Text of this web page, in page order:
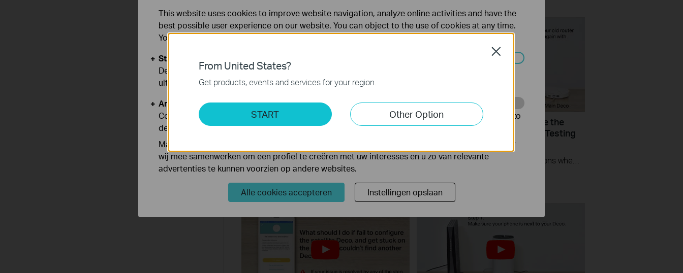
How to Resolve Double NAT using
What to do if I fail to configure the
main Deco and get stuck on “Testing
From United States?
Get products, events and services for your region.
START Other Option
Close
This website uses cookies to improve website navigation, analyze online activities and have the
best possible user experience on our website. You can object to the use of cookies at any time.
You can find more information in ourprivacy policy.Don’t show again
Standaard Cookies
Deze cookies zijn noodzakelijk voor de werking van de website en kunnen niet worden
uitgeschakeld.
Analyse en Marketing Cookies
Cookies voor analyse geven ons de mogelijkheid uw activiteiten op onze website te volgen en zo
de functionaliteit van de website aan te passen en te verbeteren.
Marketing cookies kunnen op onze website worden geplaatst door externe adverteerders waar
wij mee samenwerken om een profiel te creëren met uw interesses en u zo van relevante
advertenties te kunnen voorzien op andere websites.
Alle cookies accepteren Instellingen opslaan